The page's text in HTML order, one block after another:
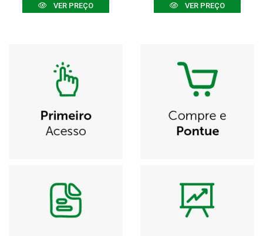
VER PREÇO VER PREÇO